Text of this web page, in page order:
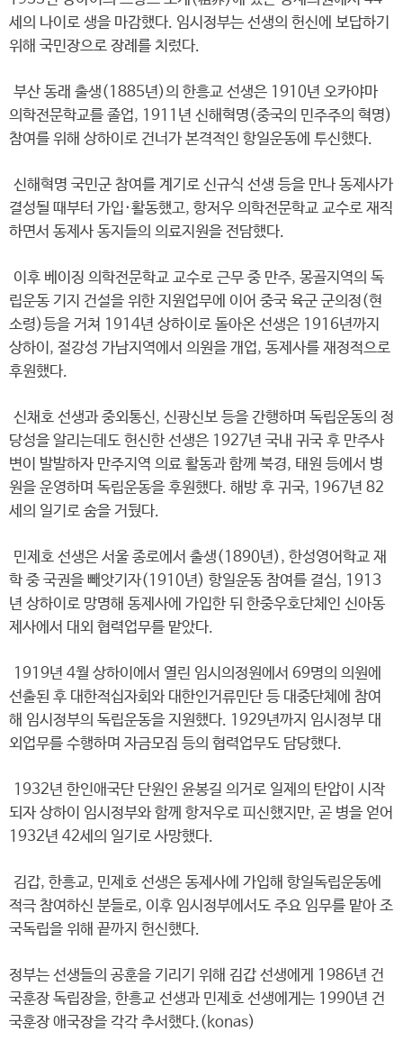
세의 나이로 생을 마감했다. 임시정부는 선생의 헌신에 보답하기
위해 국민장으로 장례를 치렀다.
부산 동래 출생(1885년)의 한흥교 선생은 1910년 오카야마
의학전문학교를 졸업, 1911년 신해혁명(중국의 민주주의 혁명)
참여를 위해 상하이로 건너가 본격적인 항일운동에 투신했다.
신해혁명 국민군 참여를 계기로 신규식 선생 등을 만나 동제사가
결성될 때부터 가입·활동했고, 항저우 의학전문학교 교수로 재직
하면서 동제사 동지들의 의료지원을 전담했다.
이후 베이징 의학전문학교 교수로 근무 중 만주, 몽골지역의 독
립운동 기지 건설을 위한 지원업무에 이어 중국 육군 군의정(현
소령)등을 거쳐 1914년 상하이로 돌아온 선생은 1916년까지
상하이, 절강성 가남지역에서 의원을 개업, 동제사를 재정적으로
후원했다.
신채호 선생과 중외통신, 신광신보 등을 간행하며 독립운동의 정
당성을 알리는데도 헌신한 선생은 1927년 국내 귀국 후 만주사
변이 발발하자 만주지역 의료 활동과 함께 북경, 태원 등에서 병
원을 운영하며 독립운동을 후원했다. 해방 후 귀국, 1967년 82
세의 일기로 숨을 거뒀다.
민제호 선생은 서울 종로에서 출생(1890년), 한성영어학교 재
학 중 국권을 빼앗기자(1910년) 항일운동 참여를 결심, 1913
년 상하이로 망명해 동제사에 가입한 뒤 한중우호단체인 신아동
제사에서 대외 협력업무를 맡았다.
1919년 4월 상하이에서 열린 임시의정원에서 69명의 의원에
선출된 후 대한적십자회와 대한인거류민단 등 대중단체에 참여
해 임시정부의 독립운동을 지원했다. 1929년까지 임시정부 대
외업무를 수행하며 자금모집 등의 협력업무도 담당했다.
1932년 한인애국단 단원인 윤봉길 의거로 일제의 탄압이 시작
되자 상하이 임시정부와 함께 항저우로 피신했지만, 곧 병을 얻어
1932년 42세의 일기로 사망했다.
김갑, 한흥교, 민제호 선생은 동제사에 가입해 항일독립운동에
적극 참여하신 분들로, 이후 임시정부에서도 주요 임무를 맡아 조
국독립을 위해 끝까지 헌신했다.
정부는 선생들의 공훈을 기리기 위해 김갑 선생에게 1986년 건
국훈장 독립장을, 한흥교 선생과 민제호 선생에게는 1990년 건
국훈장 애국장을 각각 추서했다.(konas)